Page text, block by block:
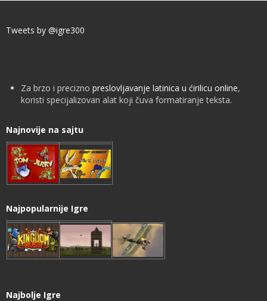
Tweets by @igre300
Za brzo i precizno preslovljavanje latinica u ćirilicu online,
koristi specijalizovan alat koji čuva formatiranje teksta.
Najnovije na sajtu
Najpopularnije Igre
Najbolje Igre